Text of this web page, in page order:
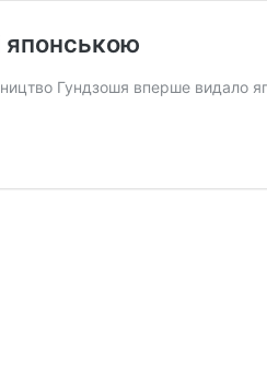
японською
Гундзошя вперше